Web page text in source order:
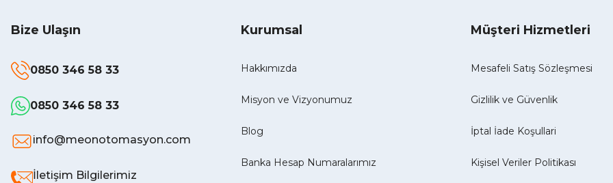
Bize Ulaşın
0850 346 58 33
0850 346 58 33
info@meonotomasyon.com
İletişim Bilgilerimiz
Kurumsal
Hakkımızda
Misyon ve Vizyonumuz
Blog
Banka Hesap Numaralarımız
Müşteri Hizmetleri
Mesafeli Satış Sözleşmesi
Gizlilik ve Güvenlik
İptal İade Koşullari
Kişisel Veriler Politikası